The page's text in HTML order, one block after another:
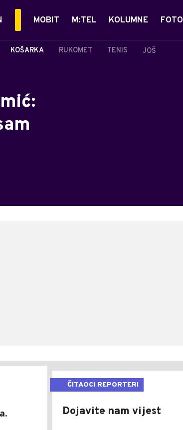
KOŠARKA RUKOMET TENIS JOŠ
MOBIT M:TEL KOLUMNE FOTO
ČITAOCI REPORTERI
Dojavite nam vijest